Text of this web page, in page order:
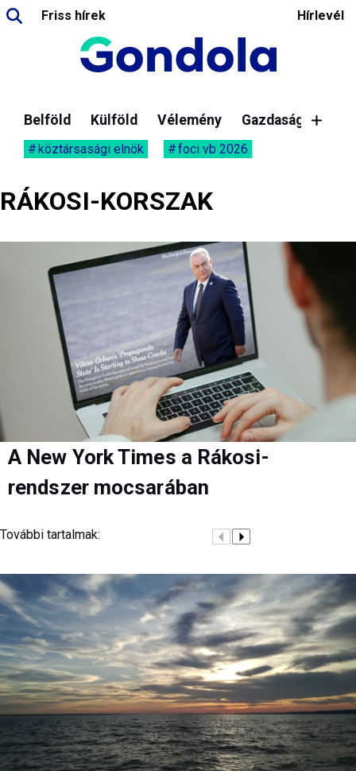
Friss hírek Hírlevél
Belföld Külföld Vélemény Gazdaság
köztársasági elnök foci vb 2026
RÁKOSI-KORSZAK
A New York Times a Rákosi-
rendszer mocsarában
További tartalmak: